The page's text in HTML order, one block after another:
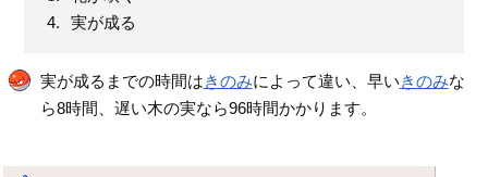
実が成る
実が成るまでの時間はきのみによって違い、早いきのみな
ら8時間、遅い木の実なら96時間かかります。